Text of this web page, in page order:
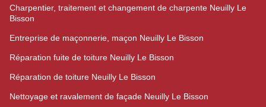
Charpentier, traitement et changement de charpente Neuilly Le
Bisson
Entreprise de maçonnerie, maçon Neuilly Le Bisson
Réparation fuite de toiture Neuilly Le Bisson
Réparation de toiture Neuilly Le Bisson
Nettoyage et ravalement de façade Neuilly Le Bisson